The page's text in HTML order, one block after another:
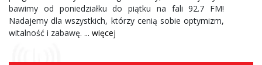
bawimy od poniedziałku do piątku na fali 92.7 FM!
Nadajemy dla wszystkich, którzy cenią sobie optymizm,
witalność i zabawę. ... więcej